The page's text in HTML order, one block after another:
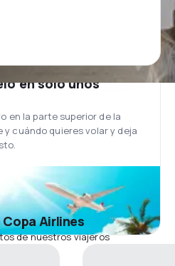
en solo unos
en la parte superior de la
cuándo quieres volar y deja
Airlines
de nuestros viajeros